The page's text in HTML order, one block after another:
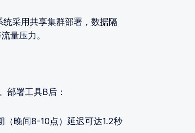
采用共享集群部署，数据隔
量压力。
部署工具B后：
（晚间8-10点）延迟可达1.2秒